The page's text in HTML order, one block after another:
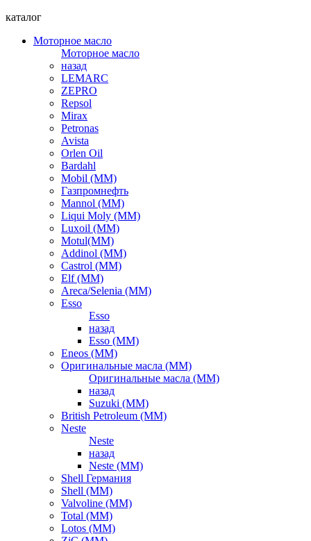
каталог
Моторное масло
Моторное масло
назад
LEMARC
ZEPRO
Repsol
Mirax
Petronas
Avista
Orlen Oil
Bardahl
Mobil (ММ)
Газпромнефть
Mannol (ММ)
Liqui Moly (ММ)
Luxoil (ММ)
Motul(ММ)
Addinol (ММ)
Castrol (ММ)
Elf (ММ)
Areca/Selenia (ММ)
Esso
Esso
назад
Esso (ММ)
Eneos (ММ)
Оригинальные масла (ММ)
Оригинальные масла (ММ)
назад
Suzuki (ММ)
British Petroleum (ММ)
Neste
Neste
назад
Neste (ММ)
Shell Германия
Shell (ММ)
Valvoline (ММ)
Total (ММ)
Lotos (ММ)